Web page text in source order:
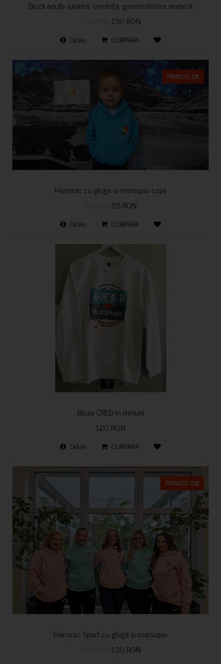
Bluză adulți- iubirea, credința, generozitatea vindecă
130 RON
Detalii CUMPARA
PROMOTIE 10%
Hanorac cu gluga si marsupiu copii
85 RON
Detalii CUMPARA
Bluza CRED in minuni
120 RON
Detalii CUMPARA
PROMOTIE 23%
Hanorac Sport cu gluga si marsupiu
130 RON